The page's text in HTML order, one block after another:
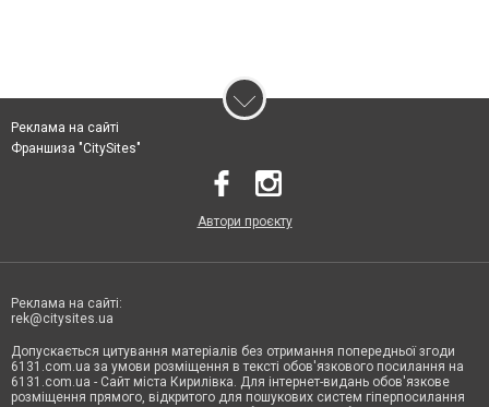
Реклама на сайті
Франшиза "CitySites"
Автори проєкту
Реклама на сайті:
rek@citysites.ua
Допускається цитування матеріалів без отримання попередньої згоди
6131.com.ua за умови розміщення в тексті обов'язкового посилання на
6131.com.ua - Сайт міста Кирилівка. Для інтернет-видань обов'язкове
розміщення прямого, відкритого для пошукових систем гіперпосилання